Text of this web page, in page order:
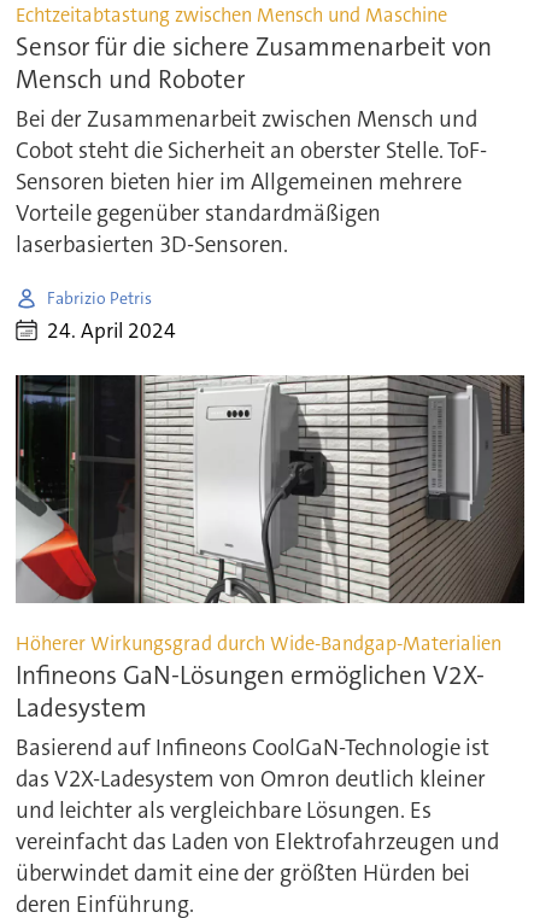
Echtzeitabtastung zwischen Mensch und Maschine
Sensor für die sichere Zusammenarbeit von
Mensch und Roboter
Bei der Zusammenarbeit zwischen Mensch und
Cobot steht die Sicherheit an oberster Stelle. ToF-
Sensoren bieten hier im Allgemeinen mehrere
Vorteile gegenüber standardmäßigen
laserbasierten 3D-Sensoren.
Fabrizio Petris
24. April 2024
Höherer Wirkungsgrad durch Wide-Bandgap-Materialien
Infineons GaN-Lösungen ermöglichen V2X-
Ladesystem
Basierend auf Infineons CoolGaN-Technologie ist
das V2X-Ladesystem von Omron deutlich kleiner
und leichter als vergleichbare Lösungen. Es
vereinfacht das Laden von Elektrofahrzeugen und
überwindet damit eine der größten Hürden bei
deren Einführung.